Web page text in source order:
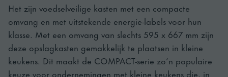
Het zijn voedselveilige kasten met een compacte
omvang en met uitstekende energie-labels voor hun
klasse. Met een omvang van slechts 595 x 667 mm zijn
deze opslagkasten gemakkelijk te plaatsen in kleine
keukens. Dit maakt de COMPACT-serie zo’n populaire
keuze voor ondernemingen met kleine keukens die, in